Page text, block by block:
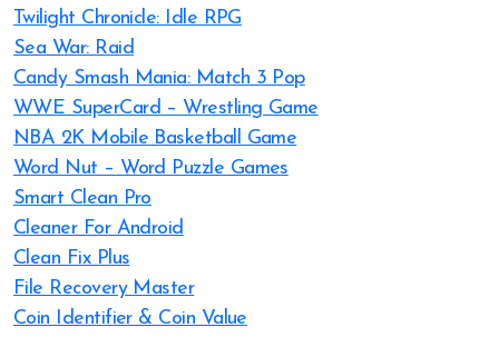
Twilight Chronicle: Idle RPG
Sea War: Raid
Candy Smash Mania: Match 3 Pop
WWE SuperCard – Wrestling Game
NBA 2K Mobile Basketball Game
Word Nut – Word Puzzle Games
Smart Clean Pro
Cleaner For Android
Clean Fix Plus
File Recovery Master
Coin Identifier & Coin Value